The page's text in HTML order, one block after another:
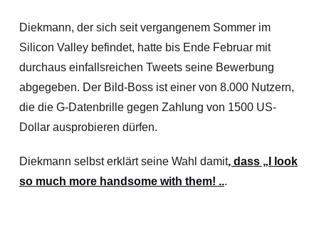
Diekmann, der sich seit vergangenem Sommer im
Silicon Valley befindet, hatte bis Ende Februar mit
durchaus einfallsreichen Tweets seine Bewerbung
abgegeben. Der Bild-Boss ist einer von 8.000 Nutzern,
die die G-Datenbrille gegen Zahlung von 1500 US-
Dollar ausprobieren dürfen.
Diekmann selbst erklärt seine Wahl damit, dass „I look
so much more handsome with them! ...